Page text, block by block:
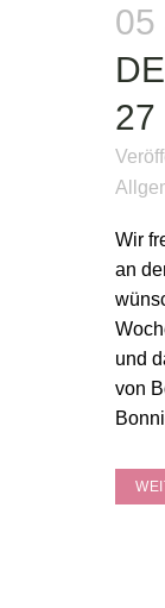
05
27
Wir
an
und
von